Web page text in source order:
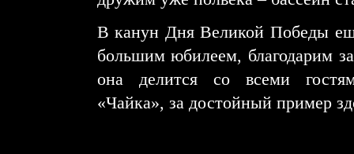
В канун Дня Великой Победы
большим юбилеем, благодарим
она делится со всеми
«Чайка», за достойный пример